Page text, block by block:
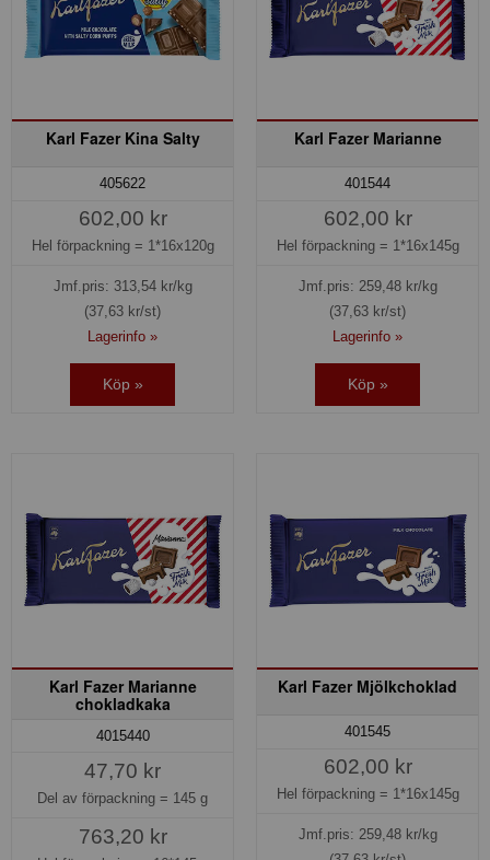
Karl Fazer Kina Salty
405622
602,00 kr
Hel förpackning = 1*16x120g
Jmf.pris: 313,54kr/kg
(37,63 kr/st)
Lagerinfo »
Köp »
Karl Fazer Marianne
401544
602,00 kr
Hel förpackning = 1*16x145g
Jmf.pris: 259,48kr/kg
(37,63 kr/st)
Lagerinfo »
Köp »
Karl Fazer Marianne
chokladkaka
4015440
47,70 kr
Del av förpackning = 145 g
763,20 kr
Karl Fazer Mjölkchoklad
401545
602,00 kr
Hel förpackning = 1*16x145g
Jmf.pris: 259,48kr/kg